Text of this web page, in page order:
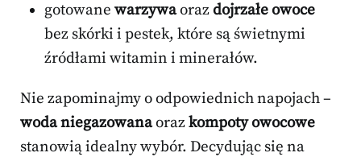
gotowane warzywaorazdojrzałe owoce
bez skórki i pestek, które są świetnymi
źródłami witamin i minerałów.
Nie zapominajmy o odpowiednich napojach –
woda niegazowanaorazkompoty owocowe
stanowią idealny wybór. Decydując się na